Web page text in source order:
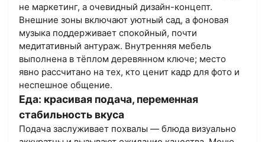
не маркетинг, а очевидный дизайн-концепт.
Внешние зоны включают уютный сад, а фоновая
музыка поддерживает спокойный, почти
медитативный антураж. Внутренняя мебель
выполнена в тёплом деревянном ключе; место
явно рассчитано на тех, кто ценит кадр для фото и
неспешное общение.
Еда: красивая подача, переменная
стабильность вкуса
Подача заслуживает похвалы — блюда визуально